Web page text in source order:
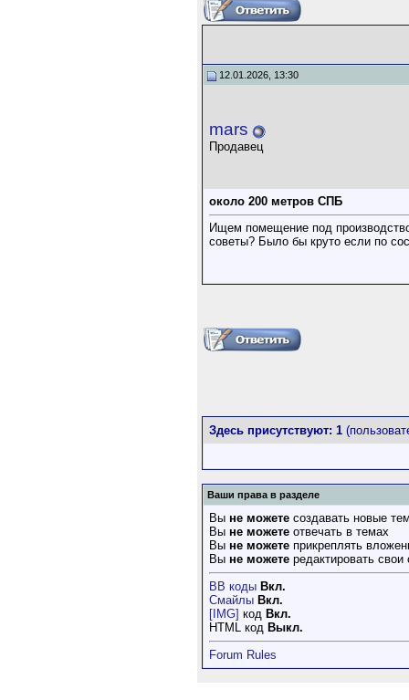
12.01.2026, 13:30
mars
Продавец
около 200 метров СПБ
Ищем помещение под
советы? Было бы круто если по
Здесь присутствуют: 1
Ваши права в разделе
Вы не можете создавать новые
Вы не можете отвечать в темах
Вы не можете прикреплять
Вы не можете редактировать
BB коды Вкл.
Смайлы Вкл.
[IMG] код Вкл.
HTML код Выкл.
Forum Rules